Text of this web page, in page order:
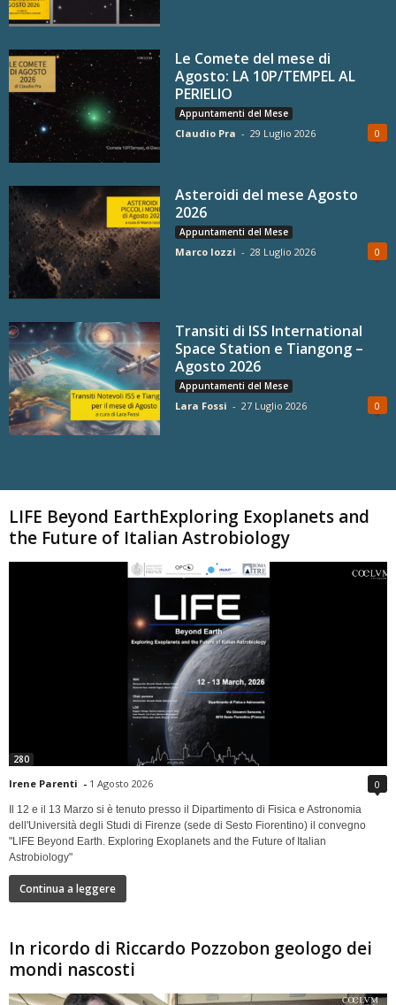
Le Comete del mese di
Agosto: LA 10P/TEMPEL AL
PERIELIO
Appuntamenti del Mese
Claudio Pra - 29 Luglio 2026 0
Asteroidi del mese Agosto
2026
Appuntamenti del Mese
Marco Iozzi - 28 Luglio 2026 0
Transiti di ISS International
Space Station e Tiangong –
Agosto 2026
Appuntamenti del Mese
Lara Fossi - 27 Luglio 2026 0
LIFE Beyond EarthExploring Exoplanets and
the Future of Italian Astrobiology
280
Irene Parenti - 1 Agosto 2026 0
Il 12 e il 13 Marzo si è tenuto presso il Dipartimento di Fisica e Astronomia
dell'Università degli Studi di Firenze (sede di Sesto Fiorentino) il convegno
"LIFE Beyond Earth. Exploring Exoplanets and the Future of Italian
Astrobiology"
Continua a leggere
In ricordo di Riccardo Pozzobon geologo dei
mondi nascosti